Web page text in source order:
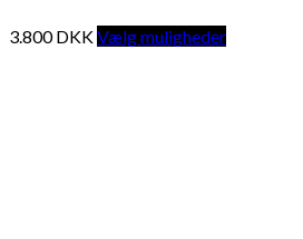
3.800DKKVælg muligheder